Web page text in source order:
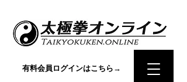
有料会員ログインはこちら→